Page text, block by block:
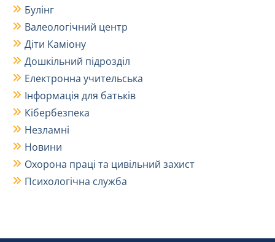
Булінг
Валеологічний центр
Діти Каміону
Дошкільний підрозділ
Електронна учительська
Інформація для батьків
Кібербезпека
Незламні
Новини
Охорона праці та цивільний захист
Психологічна служба